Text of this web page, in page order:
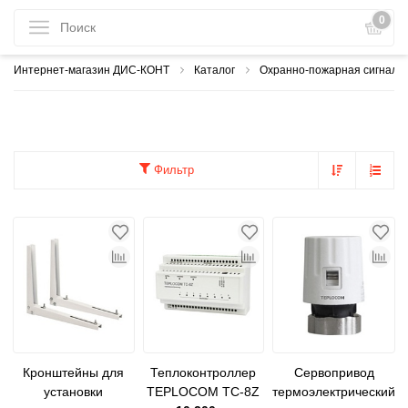
0
Интернет-магазин ДИС-КОНТ Каталог Охранно-пожарная
Фильтр
Кронштейны для
установки
Теплоконтроллер
TEPLOCOM TC-8Z
Сервопривод
термоэлектрический